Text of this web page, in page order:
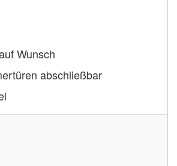
Wunsch
abschließbar